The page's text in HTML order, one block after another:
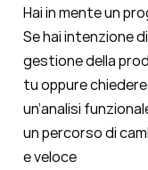
Hai in mente un
Se hai intenzione
gestione della
tu oppure
un’analisi
un percorso di
e veloce